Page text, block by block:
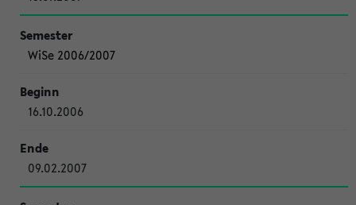
WiSe 2006/2007
16.10.2006
09.02.2007